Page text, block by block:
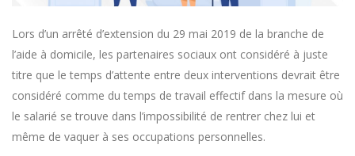
Lors d’un arrêté d’extension du 29 mai 2019 de la branche de
l’aide à domicile, les partenaires sociaux ont considéré à juste
titre que le temps d’attente entre deux interventions devrait être
considéré comme du temps de travail effectif dans la mesure où
le salarié se trouve dans l’impossibilité de rentrer chez lui et
même de vaquer à ses occupations personnelles.